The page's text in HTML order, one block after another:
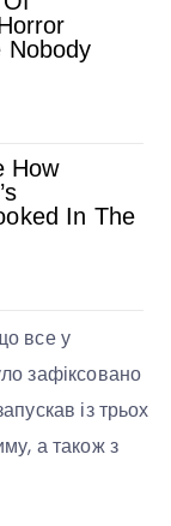
все у
зафіксовано
із трьох
а також з